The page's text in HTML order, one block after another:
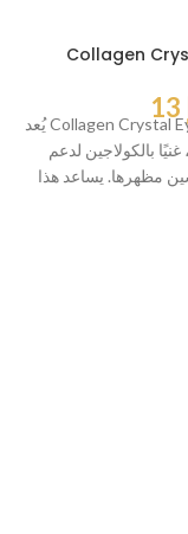
Collagen
يُعد Collagen Crystal Eye Mask قناعًا مخصصًا
بالكولاجين لدعم
مظهرها. يساعد هذا